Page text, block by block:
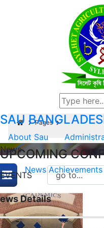
SAU
About Sau
UPCOMING
EVENTS
Pages
News
News Achievements
Details